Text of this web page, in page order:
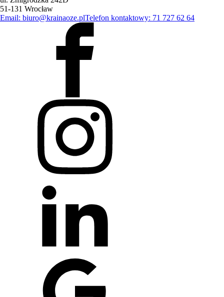
51-131 Wrocław
Email: biuro@krainaoze.plTelefon kontaktowy: 71 727 62 64